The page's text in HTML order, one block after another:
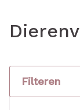
Filteren